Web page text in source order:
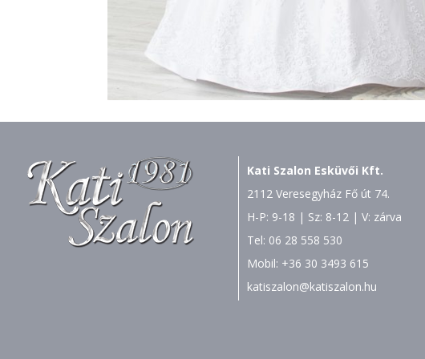
Kati Szalon Esküvői Kft.
2112 Veresegyház Fő út 74.
H-P: 9-18 | Sz: 8-12 | V: zárva
Tel: 06 28 558 530
Mobil: +36 30 3493 615
katiszalon@katiszalon.hu